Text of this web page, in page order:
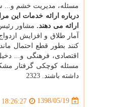
مسئله، مدیریت خشم و...
درباره ارائه خدمات این
ارائه می دهند.مشاور
آمار طلاق و افزایش
كنند بطور قطع احتمال
اقتصادی، فرهنگی و...
مسئله كوچكی گرفتار
داشته باشند. 2323
1398/05/19
18:26:27